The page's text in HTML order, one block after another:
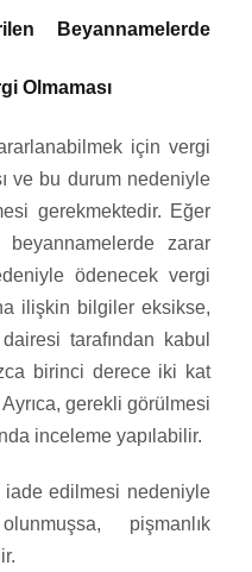
Beyannamelerde
Olmaması
için vergi
ve bu durum nedeniyle
gerekmektedir. Eğer
zarar
ödenecek vergi
ilişkin bilgiler eksikse,
tarafından kabul
birinci derece iki kat
gerekli görülmesi
inceleme yapılabilir.
iade edilmesi nedeniyle
pişmanlık